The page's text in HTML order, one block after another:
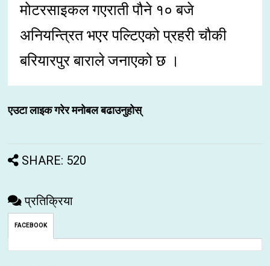
मोटरसाइकल गएराती पौने १० बजे
अनियन्त्रित भएर पल्टिएको प्रहरी चौकी
बरियारपुर बाराले जनाएको छ ।
एउटा लाइक गरेर मनोबल बढाउनुहोस्
SHARE: 520
प्रतिक्रिया
FACEBOOK